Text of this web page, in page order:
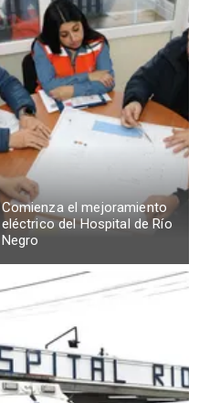
Comienza el mejoramiento
eléctrico del Hospital de Río
Negro